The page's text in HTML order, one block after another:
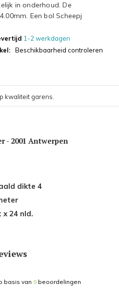
in onderhoud. De
Een bol Scheepj
1-2 werkdagen
Beschikbaarheid controleren
kwaliteit garens.
- 2001 Antwerpen
dikte 4
x 24 nld.
basis van 0 beoordelingen